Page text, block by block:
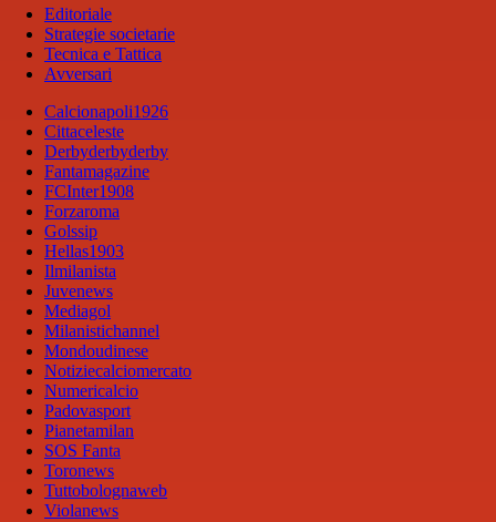
Editoriale
Strategie societarie
Tecnica e Tattica
Avversari
Calcionapoli1926
Cittaceleste
Derbyderbyderby
Fantamagazine
FCInter1908
Forzaroma
Golssip
Hellas1903
Ilmilanista
Juvenews
Mediagol
Milanistichannel
Mondoudinese
Notiziecalciomercato
Numericalcio
Padovasport
Pianetamilan
SOS Fanta
Toronews
Tuttobolognaweb
Violanews